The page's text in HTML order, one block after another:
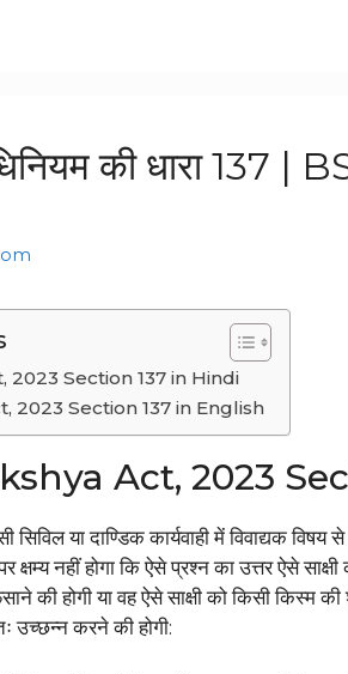
की धारा 137
2023 Section 137 in Hindi
2023 Section 137 in English
Act, 2023
सिविल या दाण्डिक कार्यवाही में विवाद्यक
नहीं होगा कि ऐसे प्रश्न का उत्तर ऐसे
की होगी या वह ऐसे साक्षी को किसी किस्म
उच्छन्न करने की होगी: